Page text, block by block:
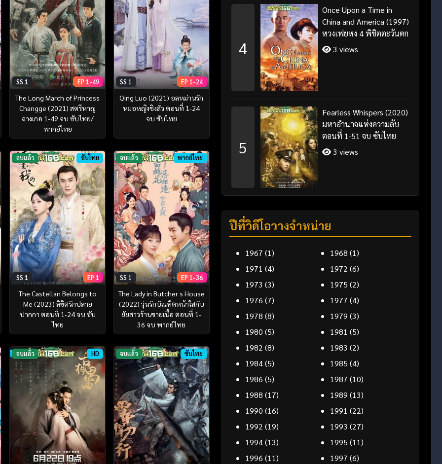
SS 1 EP 1-49
The Long March of Princess
Changge (2021) สตรีหาญ
ฉางเกอ 1-49 จบ ซับไทย/
พากย์ไทย
SS 1 EP 1-24
Qing Luo (2021) อลหม่านรัก
หมอหญิงชิงลั่ว ตอนที่ 1-24
จบ ซับไทย
จบแล้ว ซับไทย
SS 1 EP 1
The Castellan Belongs to
Me (2023) ลิขิตรักปลาย
ปากกา ตอนที่ 1-24 จบ ซับ
ไทย
จบแล้ว พากย์ไทย
SS 1 EP 1-36
The Lady in Butcher s House
(2022) วุ่นรักบัณฑิตหน้าใสกับ
ยัยสาวร้านขายเนื้อ ตอนที่ 1-
36 จบ พากย์ไทย
จบแล้ว HD จบแล้ว ซับไทย
4
Once Upon a Time in
China and America (1997)
หวงเฟยหง 4 พิชิตตะวันตก
3 views
5
Fearless Whispers (2020)
มหาอำนาจแห่งความลับ
ตอนที่ 1-51 จบ ซับไทย
3 views
ปีที่วิดีโอวางจำหน่าย
1967 (1) 1968 (1)
1971 (4) 1972 (6)
1973 (3) 1975 (2)
1976 (7) 1977 (4)
1978 (8) 1979 (3)
1980 (5) 1981 (5)
1982 (8) 1983 (2)
1984(5) 1985 (4)
1986 (5) 1987 (10)
1988 (17) 1989 (13)
1990 (16) 1991 (22)
1992 (19) 1993 (27)
1994(13) 1995 (11)
1996 (11) 1997 (6)